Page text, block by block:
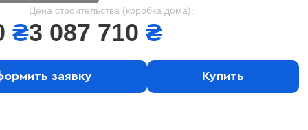
₴
Цена строительства (коробка дома):
3 087 710 ₴
заявку Купить